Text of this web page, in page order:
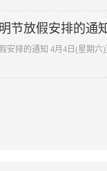
节放假安排的通
安排的通知 4月4日(星期六